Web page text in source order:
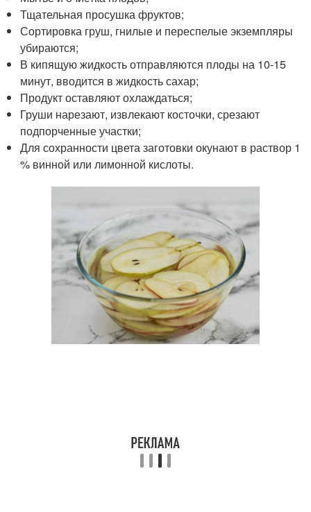
Тщательная просушка фруктов;
Сортировка груш, гнилые и переспелые экземпляры
убираются;
В кипящую жидкость отправляются плоды на 10-15
минут, вводится в жидкость сахар;
Продукт оставляют охлаждаться;
Груши нарезают, извлекают косточки, срезают
подпорченные участки;
Для сохранности цвета заготовки окунают в раствор 1
% винной или лимонной кислоты.